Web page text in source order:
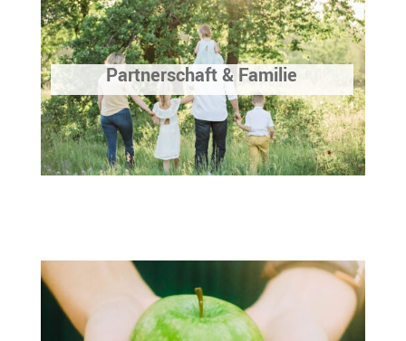
Partnerschaft & Familie